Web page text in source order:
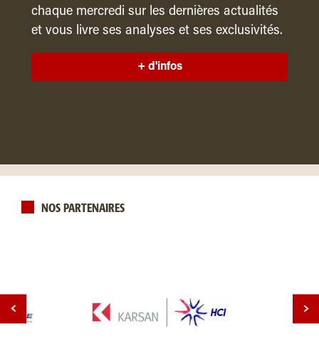
chaque mercredi sur les dernières actualités
et vous livre ses analyses et ses exclusivités.
+ d'infos
NOS PARTENAIRES